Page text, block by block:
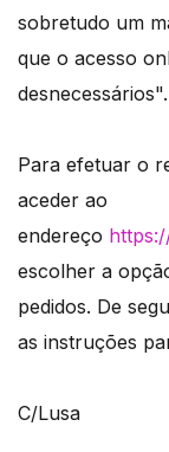
sobretudo um
que o acesso
desnecessários".
Para efetuar o
aceder ao
endereço
escolher a
pedidos. De
as instruções
C/Lusa